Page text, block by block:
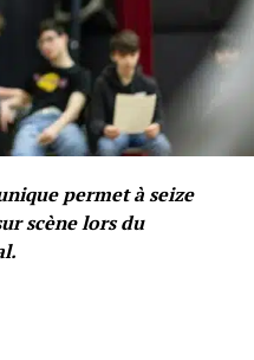
permet à seize
scène lors du